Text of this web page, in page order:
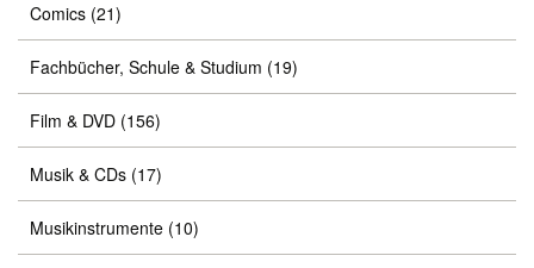
Comics (21)
Fachbücher, Schule & Studium (19)
Film & DVD (156)
Musik & CDs (17)
Musikinstrumente (10)